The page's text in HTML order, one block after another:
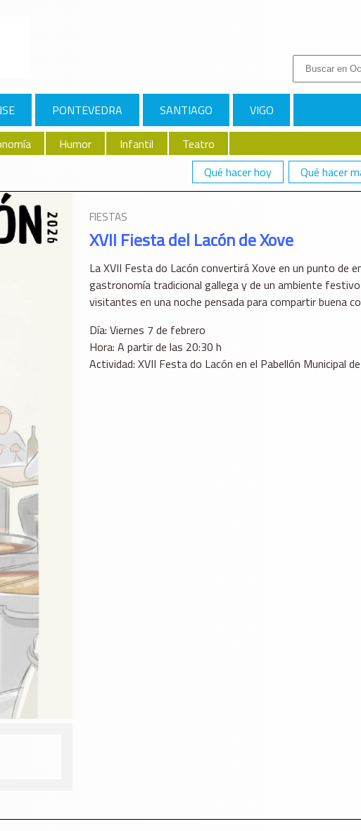
Buscar:
PONTEVEDRA SANTIAGO VIGO
Humor Infantil
Teatro
Qué hacer hoy
Qué hacer
FIESTAS
XVII Fiesta del Lacón de Xove
La XVII Festa do Lacón convertirá Xove en un punto de
gastronomía tradicional gallega y de un ambiente
visitantes en una noche pensada para compartir buena
Día: Viernes 7 de febrero
Hora: A partir de las 20:30 h
Actividad: XVII Festa do Lacón en el Pabellón Municipal